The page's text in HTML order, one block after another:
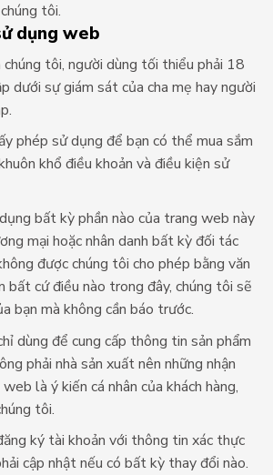
tôi.
dụng web
chúng tôi, người dùng tối thiểu phải 18
dưới sự giám sát của cha mẹ hay người
phép sử dụng để bạn có thể mua sắm
khổ điều khoản và điều kiện sử
bất kỳ phần nào của trang web này
mại hoặc nhân danh bất kỳ đối tác
được chúng tôi cho phép bằng văn
bất cứ điều nào trong đây, chúng tôi sẽ
bạn mà không cần báo trước.
dùng để cung cấp thông tin sản phẩm
phải nhà sản xuất nên những nhận
là ý kiến cá nhân của khách hàng,
tôi.
ký tài khoản với thông tin xác thực
cập nhật nếu có bất kỳ thay đổi nào.